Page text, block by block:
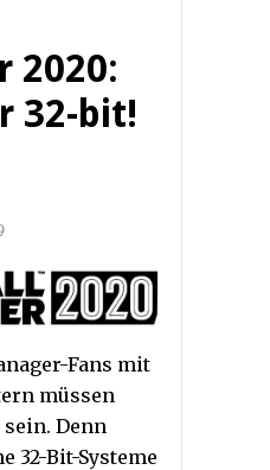
2020:
32-bit!
Fans mit
müssen
Denn
32-Bit-Systeme